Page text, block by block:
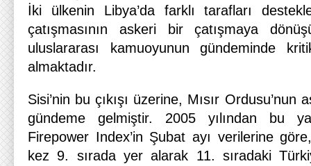
İki ülkenin Libya’da farklı tarafları
çatışmasının askeri bir çatışmaya
uluslararası kamuoyunun gündeminde
almaktadır.
Sisi’nin bu çıkışı üzerine, Mısır
gündeme gelmiştir. 2005 yılından bu
Firepower Index’in Şubat ayı verilerine
kez 9. sırada yer alarak 11. sıradaki